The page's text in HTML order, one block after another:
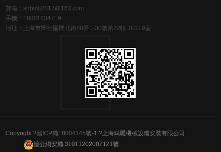
郵箱： shbinli2017@163.com
手機： 18001834719
地址：上海市閔行區閔北路88弄1-30號第22幢DC119室
Copyright ?滬ICP備18004145號-1 ? 上海斌驪機械設備安裝有限公司
滬公網安備 31011202007121號